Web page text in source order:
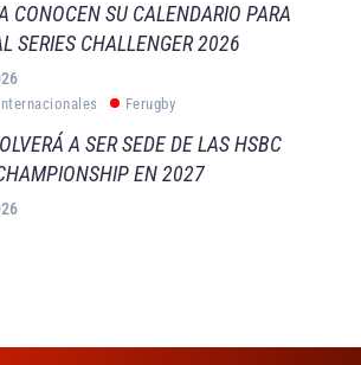
CONOCEN SU CALENDARIO PARA
SERIES CHALLENGER 2026
Ferugby
A SER SEDE DE LAS HSBC
EN 2027